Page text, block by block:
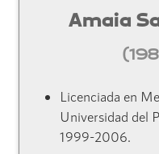
Amaia
Licenciada en
Universidad del
1999-2006.